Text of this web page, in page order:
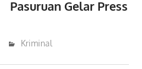
Pasuruan Gelar Press
Kriminal